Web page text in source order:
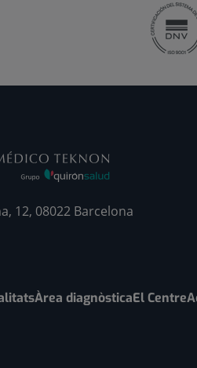
12, 08022 Barcelona
Àrea diagnòsticaEl Centre